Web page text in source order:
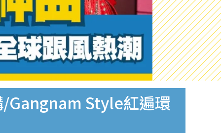
/Gangnam Style紅遍環